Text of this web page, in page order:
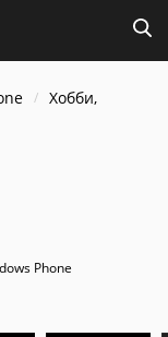
Хобби,
Phone